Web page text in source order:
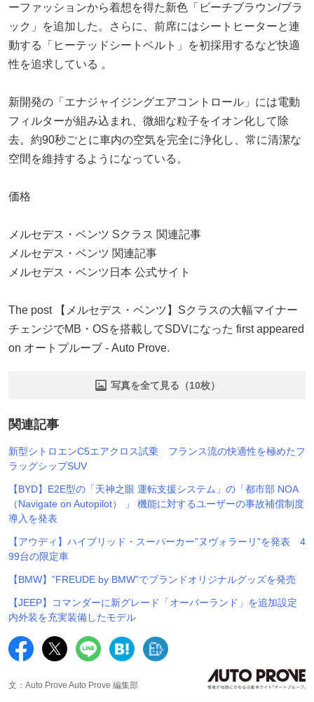
ーファッションから着想を得た新色「ビーチブラウン/ブラ
ック」を追加した。さらに、前席にはシートヒーターと連
動する「ヒーテッドシートベルト」を初採用するなど快適
性を追求している 。
新開発の「エナジャイジングエアコントロール」には電動
フィルターが組み込まれ、微細な粒子をイオン化して除
去。約90秒ごとに車内の空気を完全に浄化し、常に清潔な
空間を維持するようになっている。
価格
メルセデス・ベンツ Sクラス 関連記事
メルセデス・ベンツ 関連記事
メルセデス・ベンツ日本 公式サイト
The post 【メルセデス・ベンツ】Sクラスの大幅マイナー
チェンジでMB・OSを搭載してSDVになった first appeared
on オートプルーブ - Auto Prove.
写真を全て見る（10枚）
関連記事
新型シトロエンC5エアクロス試乗 フランス流の快適性を極めたフ
ラッグシップSUV
【BYD】E2E型の「天神之眼 運転支援システム」の「都市部 NOA
（Navigate on Autopilot） 」 機能に対するユーザーの事故補償制度
導入を発表
【アウディ】ハイブリッド・スーパーカー”ヌヴォラーリ”を発表 4
99台の限定車
【BMW】”FREUDE by BMW”でブランドオリジナルグッズを発売
【JEEP】コマンダーに新グレード「オーバーランド」を追加設定
内外装を充実装備したモデル
文：Auto Prove Auto Prove 編集部